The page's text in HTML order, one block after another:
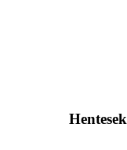
Hentesek